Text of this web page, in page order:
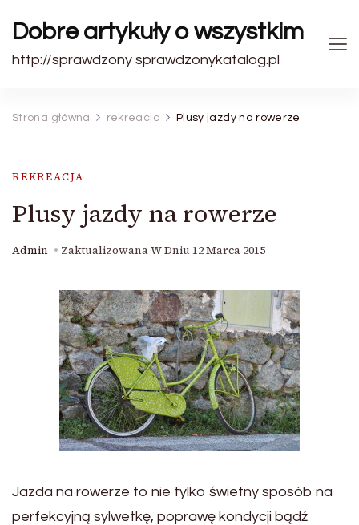
Dobre artykuły o wszystkim
http://sprawdzony sprawdzonykatalog.pl
Strona główna rekreacja Plusy jazdy na rowerze
REKREACJA
Plusy jazdy na rowerze
Admin Zaktualizowana W Dniu 12 Marca 2015
Jazda na rowerze to nie tylko świetny sposób na
perfekcyjną sylwetkę, poprawę kondycji bądź